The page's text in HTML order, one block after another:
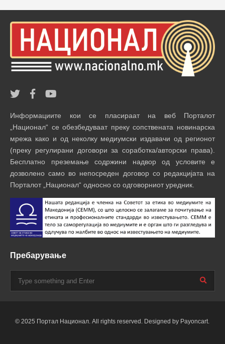
Информациите кои се пласираат на веб Порталот
„Национал“ се обезбедуваат преку сопствената новинарска
мрежа како и од неколку медиумски издавачи од регионот
(преку регулирани договори за соработка/авторски права).
Бесплатно преземање содржини надвор од условите е
дозволено само во непосреден договор со редакцијата на
Порталот „Национал“ односно со одговорниот уредник.
Пребарување
© 2025 Портал Национал. All rights reserved. Designed by Payoncart.